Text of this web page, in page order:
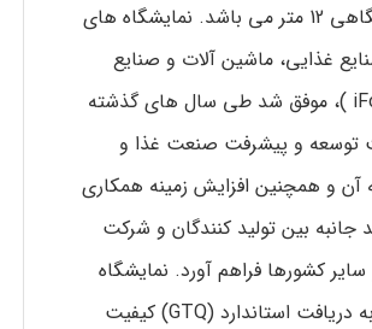
المللی نمایشگاهی 12 متر می باشد. نمایشگاه های
غذایی، ماشین آلات و صنایع
وابسته ( iFood )، موفق شد طی سال های گذشته
توسعه و پیشرفت صنعت غذا و
آن و همچنین افزایش زمینه همکاری
بین تولید کنندگان و شرکت
کشورها فراهم آورد. نمایشگاه
iFood موفق به دریافت استاندارد (GTQ) کیفیت